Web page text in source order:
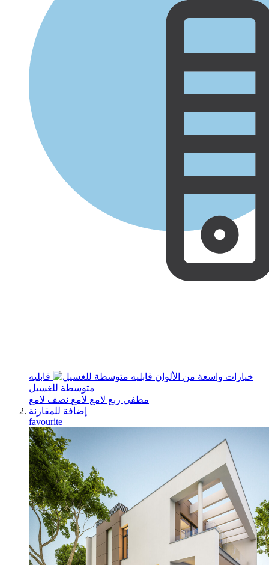
خيارات واسعة من الألوان
قابليه
متوسطة للغسيل
مطفي ربع لامع لامع نصف لامع
إضافة للمقارنة
favourite